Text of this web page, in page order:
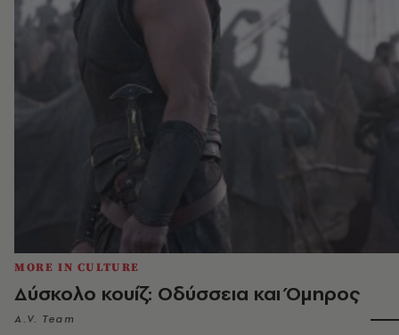
MORE IN CULTURE
Δύσκολο κουίζ: Οδύσσεια και Όμηρος
A.V. Team